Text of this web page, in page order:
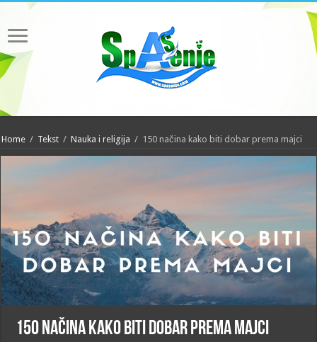
Home / Tekst / Nauka i religija / 150 načina kako biti dobar prema majci
150 načina kako biti dobar prema majci